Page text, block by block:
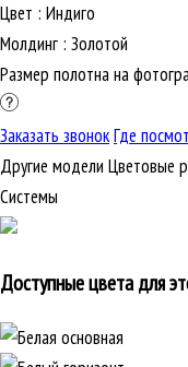
Цвет : Индиго
Молдинг : Золотой
Размер полотна на
Заказать звонокГде
Другие модели Цветовые
Cистемы
Доступные цвета для